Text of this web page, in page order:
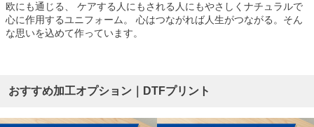
欧にも通じる、 ケアする人にもされる人にもやさしくナチュラルで
心に作用するユニフォーム。 心はつながれば人生がつながる。そん
な思いを込めて作っています。
おすすめ加工オプション｜DTFプリント